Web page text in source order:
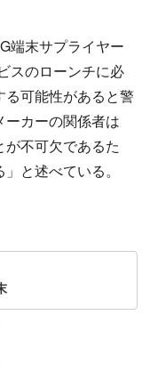
端末サプライヤー
スのローンチに必
可能性があると警
カーの関係者は
が不可欠であるた
と述べている。